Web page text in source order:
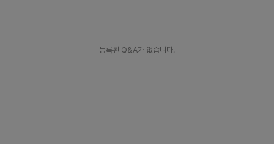
등록된 Q&A가 없습니다.